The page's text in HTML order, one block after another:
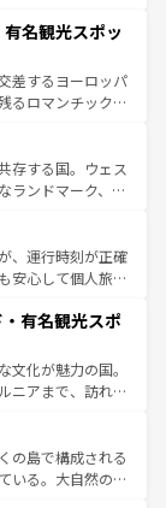
スペインはその個
宮殿、歴史的な大
、訪れる者を心
国としても知ら
産にも登録されて
方が可能だ。さ
おり、どの街角に
リ以外の個性あふ
名観光スポッ
差するヨーロッパ
るロマンチック街
ことがない。ベ
ルプスの絶景、そ
景は必見。ビール
着の
ほしい。
存する国。ウェス
ランドマーク、歴
雅なアフタヌーン
パブ、サッカー観
富。イギリスを旅
、運行時刻が正確
安心して個人旅行
ではのユニークな
町歩きも満喫する
も高いが、旅行
、うまく活用すれ
有名観光スポ
文化が魅力の国。
ニアまで、訪れる
、エンターテイ
。一方、アメリカ
ニオンやイエロー
の島で構成される
いる。大自然の神